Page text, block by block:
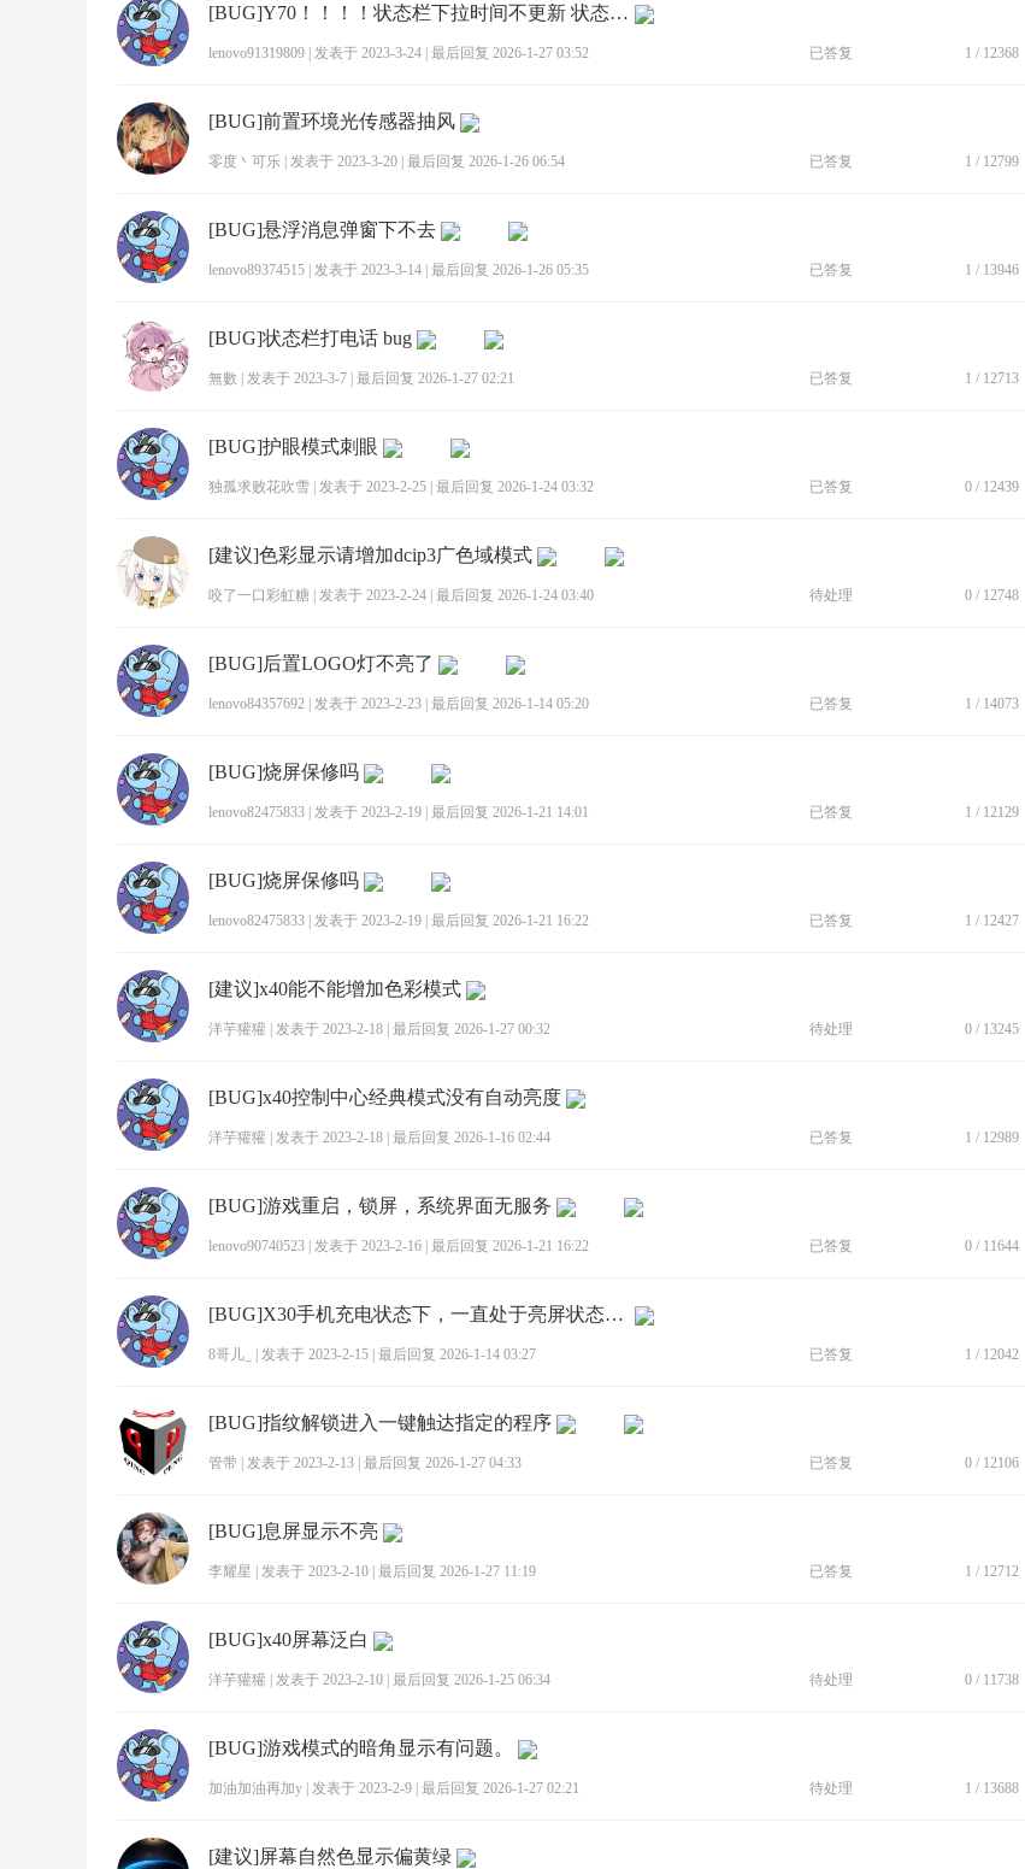
[BUG]Y70！！！！状态栏下拉时间不更新 状态栏电池电量显示...
lenovo91319809 发表于 2023-3-24 最后回复 2026-1-27 03:52 已答复 1 / 12368
[BUG]前置环境光传感器抽风
零度丶可乐 发表于 2023-3-20 最后回复 2026-1-26 06:54 已答复 1 / 12799
[BUG]悬浮消息弹窗下不去
lenovo89374515 发表于 2023-3-14 最后回复 2026-1-26 05:35 已答复 1 / 13946
[BUG]状态栏打电话 bug
無數 发表于 2023-3-7 最后回复 2026-1-27 02:21 已答复 1 / 12713
[BUG]护眼模式刺眼
独孤求败花吹雪 发表于 2023-2-25 最后回复 2026-1-24 03:32 已答复 0 / 12439
[建议]色彩显示请增加dcip3广色域模式
咬了一口彩虹糖 发表于 2023-2-24 最后回复 2026-1-24 03:40 待处理 0 / 12748
[BUG]后置LOGO灯不亮了
lenovo84357692 发表于 2023-2-23 最后回复 2026-1-14 05:20 已答复 1 / 14073
[BUG]烧屏保修吗
lenovo82475833 发表于 2023-2-19 最后回复 2026-1-21 14:01 已答复 1 / 12129
[BUG]烧屏保修吗
lenovo82475833 发表于 2023-2-19 最后回复 2026-1-21 16:22 已答复 1 / 12427
[建议]x40能不能增加色彩模式
洋芋獾獾 发表于 2023-2-18 最后回复 2026-1-27 00:32 待处理 0 / 13245
[BUG]x40控制中心经典模式没有自动亮度
洋芋獾獾 发表于 2023-2-18 最后回复 2026-1-16 02:44 已答复 1 / 12989
[BUG]游戏重启，锁屏，系统界面无服务
lenovo90740523 发表于 2023-2-16 最后回复 2026-1-21 16:22 已答复 0 / 11644
[BUG]X30手机充电状态下，一直处于亮屏状态下，不会自动锁屏。
8哥儿_ 发表于 2023-2-15 最后回复 2026-1-14 03:27 已答复 1 / 12042
[BUG]指纹解锁进入一键触达指定的程序
管带 发表于 2023-2-13 最后回复 2026-1-27 04:33 已答复 0 / 12106
[BUG]息屏显示不亮
李耀星 发表于 2023-2-10 最后回复 2026-1-27 11:19 已答复 1 / 12712
[BUG]x40屏幕泛白
洋芋獾獾 发表于 2023-2-10 最后回复 2026-1-25 06:34 待处理 0 / 11738
[BUG]游戏模式的暗角显示有问题。
加油加油再加y 发表于 2023-2-9 最后回复 2026-1-27 02:21 待处理 1 / 13688
[建议]屏幕自然色显示偏黄绿